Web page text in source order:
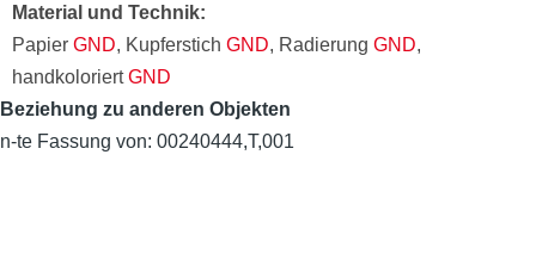
Material und Technik
Papier GND, Kupferstich GND, Radierung GND,
handkoloriertGND
Beziehung zu anderen Objekten
n-te Fassung von: 00240444,T,001